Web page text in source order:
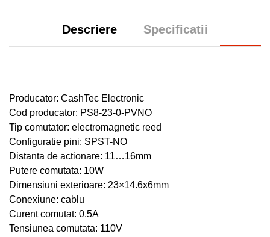
Descriere Specificatii
Producator: CashTec Electronic
Cod producator: PS8-23-0-PVNO
Tip comutator: electromagnetic reed
Configuratie pini: SPST-NO
Distanta de actionare: 11…16mm
Putere comutata: 10W
Dimensiuni exterioare: 23×14.6x6mm
Conexiune: cablu
Curent comutat: 0.5A
Tensiunea comutata: 110V